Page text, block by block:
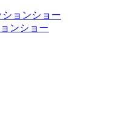
ションショー
ンショー